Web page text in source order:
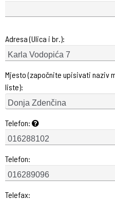
Adresa (Ulica i br.):
Mjesto (započnite upisivati naziv
liste):
Telefon:
Telefon:
Telefax: